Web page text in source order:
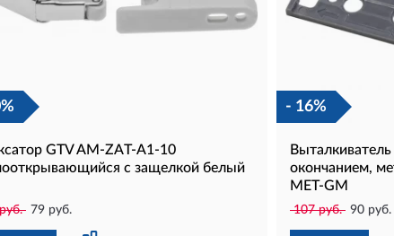
GTV AM-ZAT-A1-10
с защелкой белый
79 руб.
- 16%
окончанием,
MET-GM
107 руб. 90 руб.